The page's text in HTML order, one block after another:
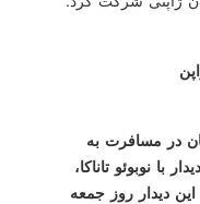
در مسافرت به
با نوبوئو تاناكا،
دیدار روز جمعه